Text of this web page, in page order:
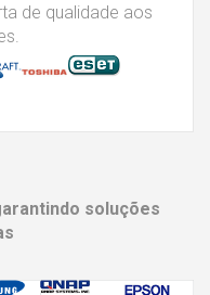
de qualidade aos
soluções